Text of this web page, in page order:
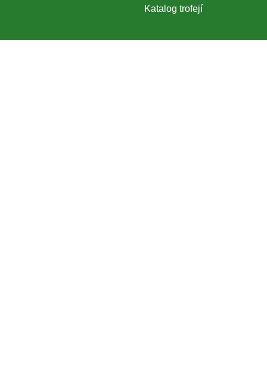
Katalog trofejí